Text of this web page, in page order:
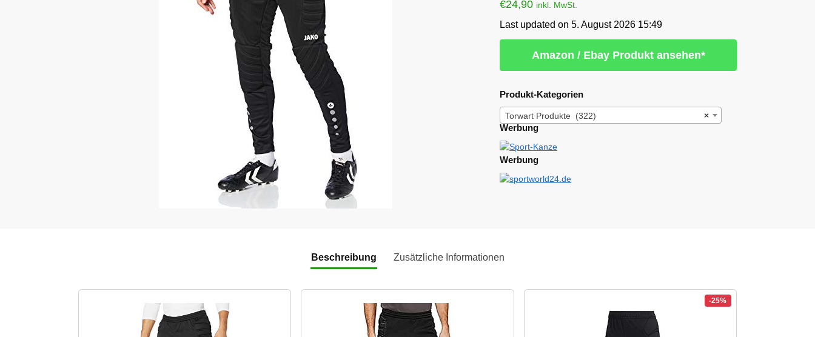
€24,90 inkl. MwSt.
Last updated on 5. August 2026 15:49
Amazon / Ebay Produkt ansehen*
Produkt-Kategorien
×
Torwart Produkte (322)
Werbung
Werbung
Beschreibung Zusätzliche Informationen
-25%